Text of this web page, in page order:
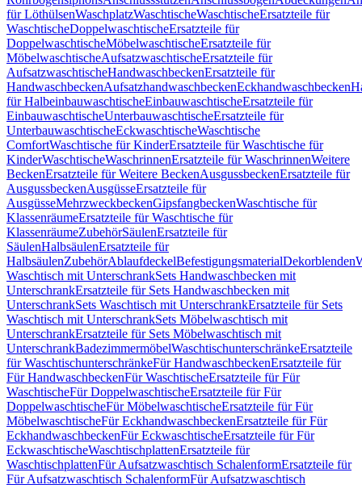
für LöthülsenWaschplatzWaschtischeWaschtischeErsatzteile für
WaschtischeDoppelwaschtischeErsatzteile für
DoppelwaschtischeMöbelwaschtischeErsatzteile für
MöbelwaschtischeAufsatzwaschtischeErsatzteile für
AufsatzwaschtischeHandwaschbeckenErsatzteile für
HandwaschbeckenAufsatzhandwaschbeckenEckhandwaschbecken
für HalbeinbauwaschtischeEinbauwaschtischeErsatzteile für
EinbauwaschtischeUnterbauwaschtischeErsatzteile für
UnterbauwaschtischeEckwaschtischeWaschtische
ComfortWaschtische für KinderErsatzteile für Waschtische für
KinderWaschtischeWaschrinnenErsatzteile für WaschrinnenWeitere
BeckenErsatzteile für Weitere BeckenAusgussbeckenErsatzteile für
AusgussbeckenAusgüsseErsatzteile für
AusgüsseMehrzweckbeckenGipsfangbeckenWaschtische für
KlassenräumeErsatzteile für Waschtische für
KlassenräumeZubehörSäulenErsatzteile für
SäulenHalbsäulenErsatzteile für
HalbsäulenZubehörAblaufdeckelBefestigungsmaterialDekorblenden
Waschtisch mit UnterschrankSets Handwaschbecken mit
UnterschrankErsatzteile für Sets Handwaschbecken mit
UnterschrankSets Waschtisch mit UnterschrankErsatzteile für Sets
Waschtisch mit UnterschrankSets Möbelwaschtisch mit
UnterschrankErsatzteile für Sets Möbelwaschtisch mit
UnterschrankBadezimmermöbelWaschtischunterschränkeErsatzteile
für WaschtischunterschränkeFür HandwaschbeckenErsatzteile für
Für HandwaschbeckenFür WaschtischeErsatzteile für Für
WaschtischeFür DoppelwaschtischeErsatzteile für Für
DoppelwaschtischeFür MöbelwaschtischeErsatzteile für Für
MöbelwaschtischeFür EckhandwaschbeckenErsatzteile für Für
EckhandwaschbeckenFür EckwaschtischeErsatzteile für Für
EckwaschtischeWaschtischplattenErsatzteile für
WaschtischplattenFür Aufsatzwaschtisch SchalenformErsatzteile für
Für Aufsatzwaschtisch SchalenformFür Aufsatzwaschtisch